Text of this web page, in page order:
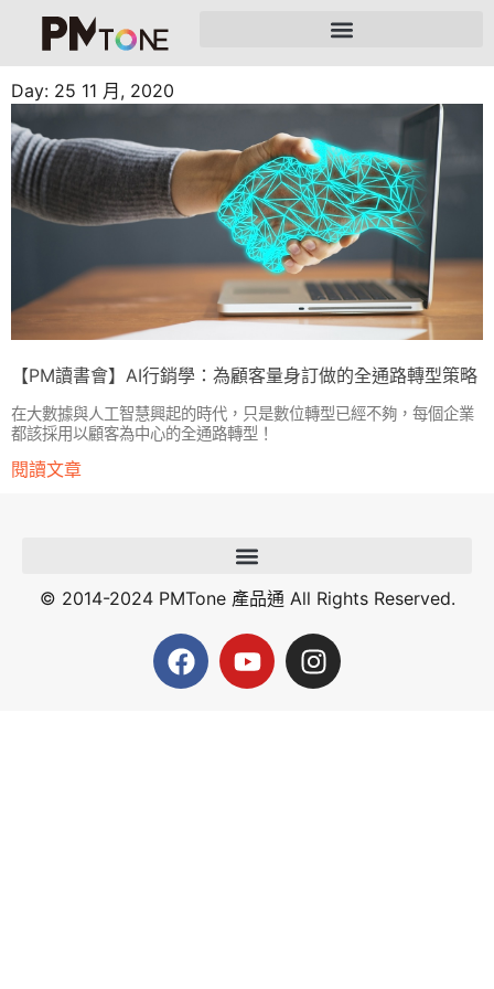
Day: 25 11 月, 2020
【PM讀書會】AI行銷學：為顧客量身訂做的全通路轉型策略
在大數據與人工智慧興起的時代，只是數位轉型已經不夠，每個企業
都該採用以顧客為中心的全通路轉型！
閱讀文章
© 2014-2024 PMTone 產品通 All Rights Reserved.